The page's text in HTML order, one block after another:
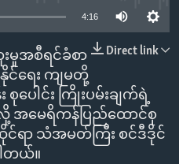
4:16
Direct link
းမှုအစီရင်ခံစာ
ရေး ကျမတို့
ပေါင်း ကြိုးပမ်းချက်ရဲ့
အမေရိကန်ပြည်ထောင်စု
ရာ သံအမတ်ကြီး စင်ဒီဒိုင်
ါတယ်။